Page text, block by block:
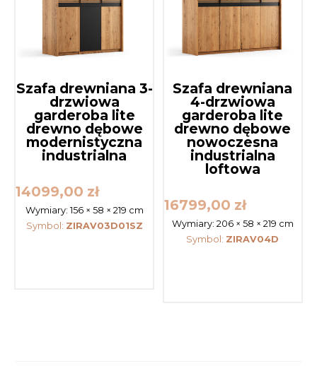
Szafa drewniana 3-
drzwiowa
garderoba lite
drewno dębowe
modernistyczna
industrialna
14099,00 zł
Wymiary: 156 × 58 × 219 cm
Symbol: ZIRAV03D01SZ
Szafa drewniana
4-drzwiowa
garderoba lite
drewno dębowe
nowoczesna
industrialna
loftowa
16799,00 zł
Wymiary: 206 × 58 × 219 cm
Symbol: ZIRAV04D